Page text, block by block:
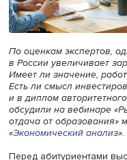
По оценкам
в России
Имеет ли значение,
Есть ли смысл